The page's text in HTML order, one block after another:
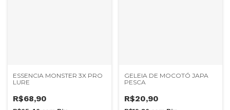
ESSENCIA MONSTER 3X PRO
LURE
R$68,90
GELEIA DE MOCOTÓ JAPA
PESCA
R$20,90